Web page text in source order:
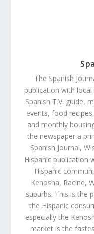
The Spanish
publication with
Spanish T.V. guide,
events, food
and monthly
the newspaper a
Spanish Journal,
Hispanic publication
Hispanic
Kenosha, Racine,
suburbs. This is the
the Hispanic
especially the
market is the